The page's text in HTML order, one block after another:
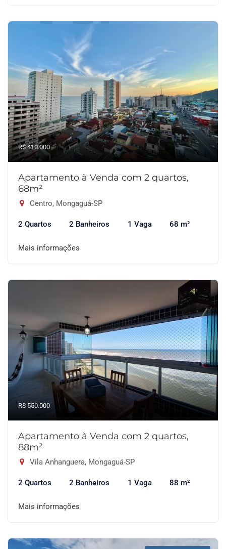
R$ 410.000
Apartamento à Venda com 2 quartos,
68m²
Centro, Mongaguá-SP
2 Quartos 2 Banheiros 1 Vaga 68 m²
Mais informações
R$ 550.000
Apartamento à Venda com 2 quartos,
88m²
Vila Anhanguera, Mongaguá-SP
2 Quartos 2 Banheiros 1 Vaga 88 m²
Mais informações